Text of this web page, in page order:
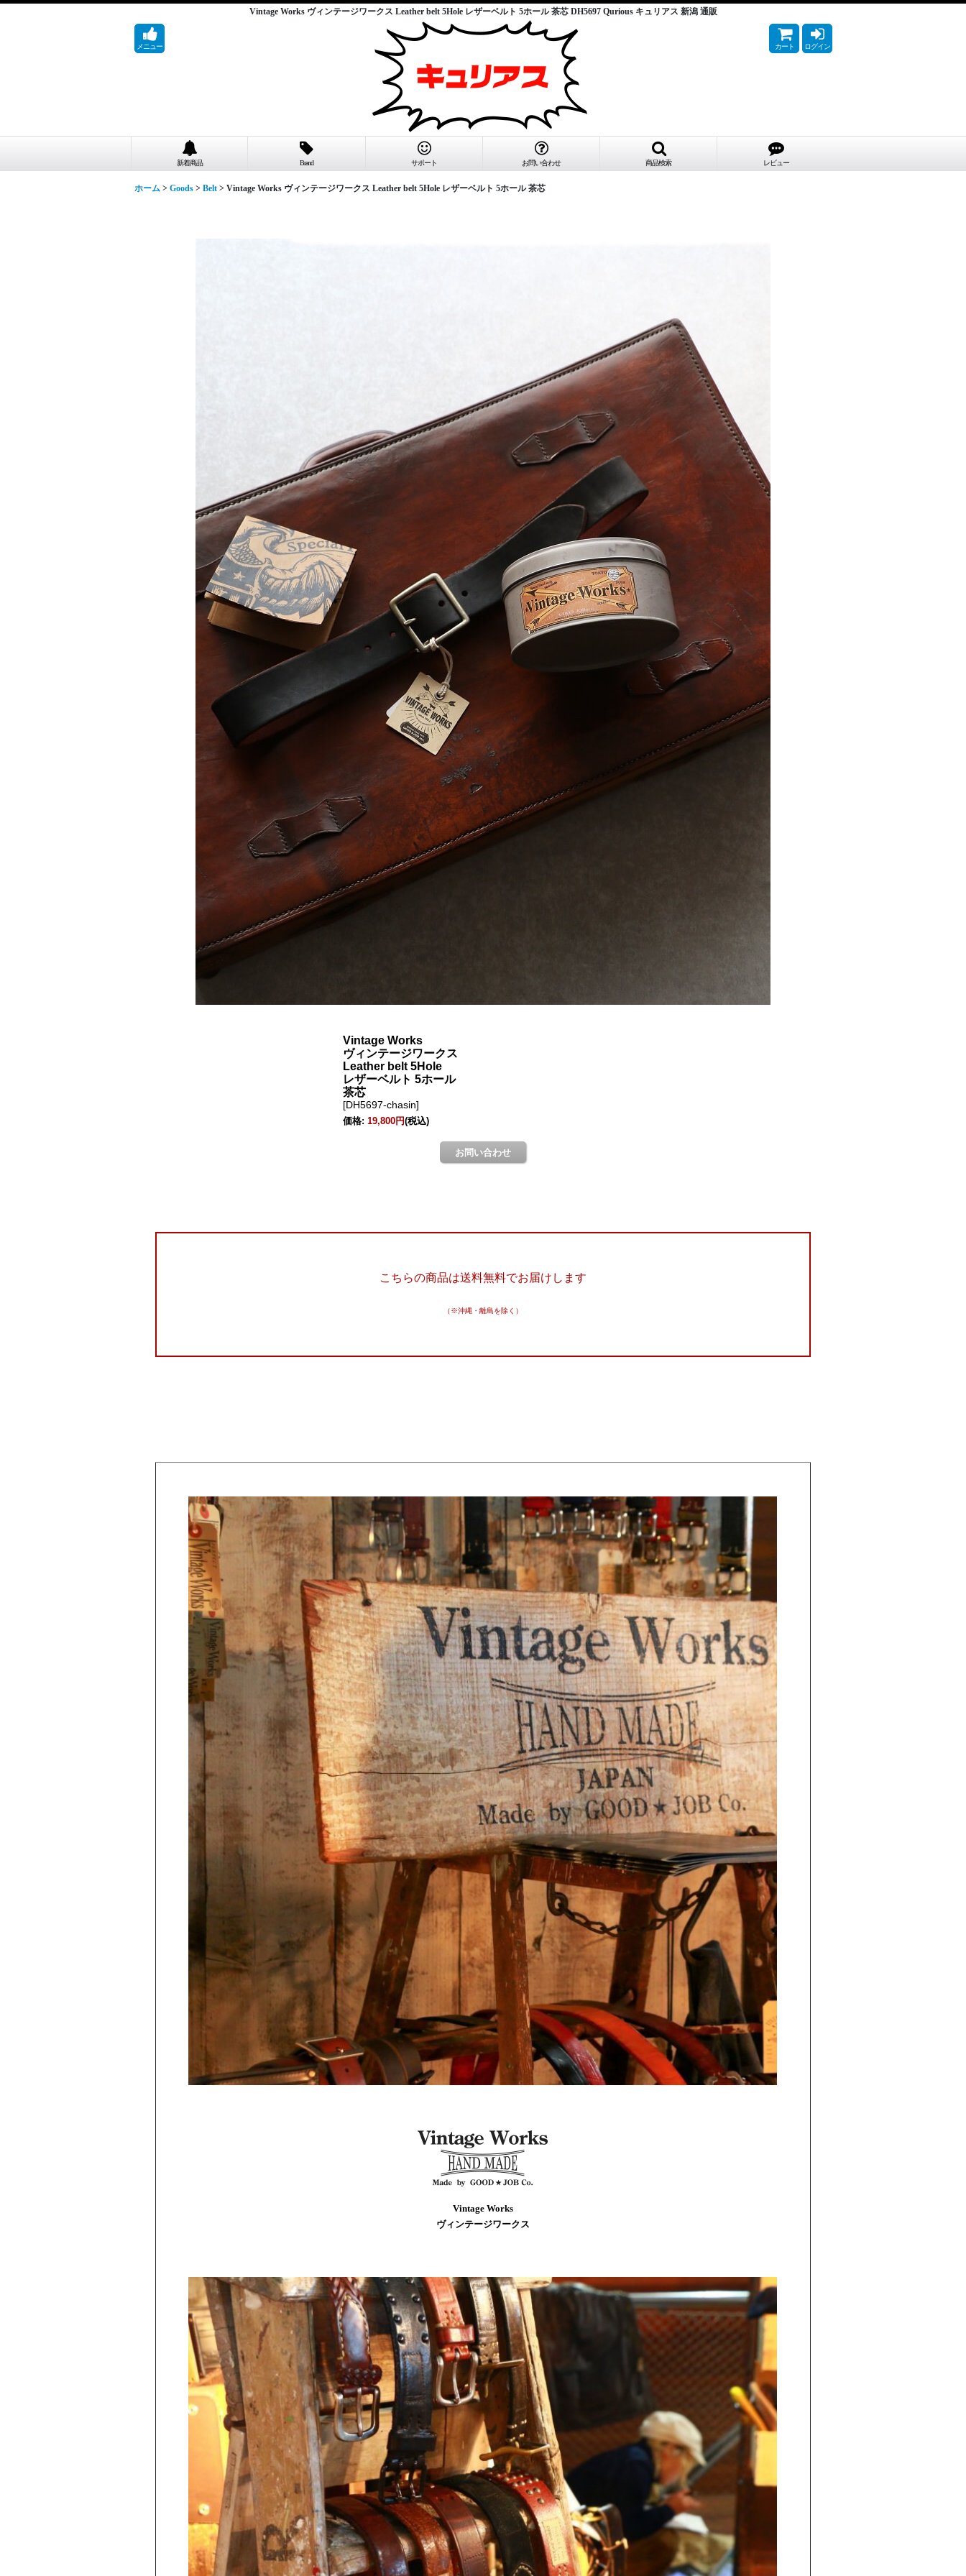
Vintage Works ヴィンテージワークス Leather belt 5Hole レザーベルト 5ホール 茶芯 DH5697 Qurious キュリアス 新潟 通販
メニュー カート ログイン
新着商品 Brand サポート お問い合わせ 商品検索 レビュー
ホーム > Goods > Belt > Vintage Works ヴィンテージワークス Leather belt 5Hole レザーベルト 5ホール 茶芯
こちらの商品は送料無料でお届けします
（※沖縄・離島を除く）
Vintage Works
ヴィンテージワークス